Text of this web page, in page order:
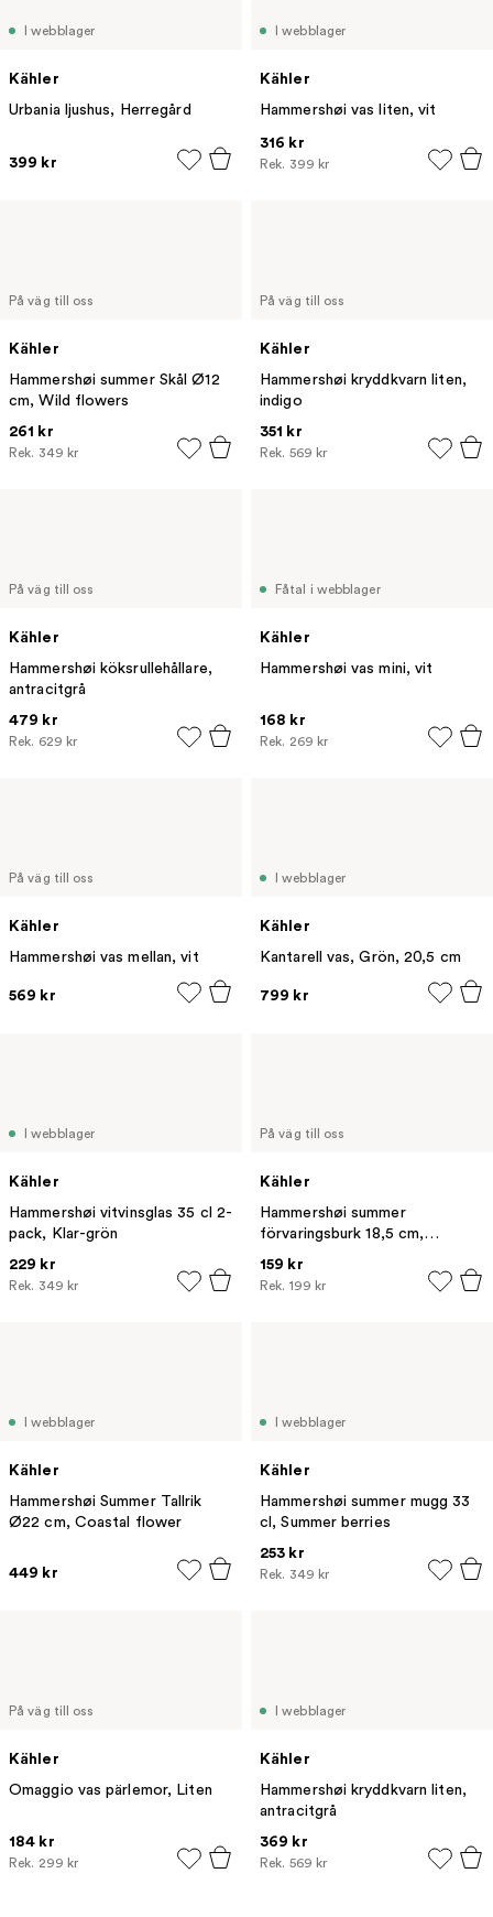
I webblager
Kähler
Urbania ljushus, Herregård
399 kr
I webblager
Kähler
Hammershøi vas liten, vit
316 kr
Rek. 399 kr
På väg till oss
Kähler
Hammershøi summer Skål Ø12
cm, Wild flowers
261 kr
Rek. 349 kr
På väg till oss
Kähler
Hammershøi kryddkvarn liten,
indigo
351 kr
Rek. 569 kr
På väg till oss
Kähler
Hammershøi köksrullehållare,
antracitgrå
479 kr
Rek. 629 kr
Fåtal i webblager
Kähler
Hammershøi vas mini, vit
168 kr
Rek. 269 kr
På väg till oss
Kähler
Hammershøi vas mellan, vit
569 kr
I webblager
Kähler
Kantarell vas, Grön, 20,5 cm
799 kr
I webblager
Kähler
Hammershøi vitvinsglas 35 cl 2-
pack, Klar-grön
229 kr
Rek. 349 kr
På väg till oss
Kähler
Hammershøi summer
förvaringsburk 18,5 cm,
Symphony
159 kr
Rek. 199 kr
I webblager
Kähler
Hammershøi Summer Tallrik
Ø22 cm, Coastal flower
449 kr
I webblager
Kähler
Hammershøi summer mugg 33
cl, Summer berries
253 kr
Rek. 349 kr
På väg till oss
Kähler
Omaggio vas pärlemor, Liten
184 kr
Rek. 299 kr
I webblager
Kähler
Hammershøi kryddkvarn liten,
antracitgrå
369 kr
Rek. 569 kr